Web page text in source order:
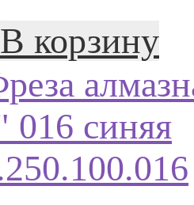
В корзину